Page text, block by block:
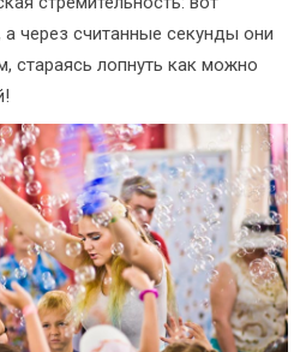
через считанные секунды они
стараясь лопнуть как можно